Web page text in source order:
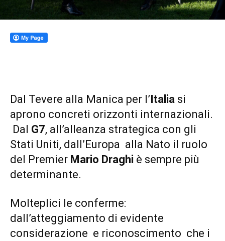
Dal Tevere alla Manica per l’Italia si
aprono concreti orizzonti internazionali.
Dal G7, all’alleanza strategica con gli
Stati Uniti, dall’Europa alla Nato il ruolo
del Premier Mario Draghi è sempre più
determinante.
Molteplici le conferme:
dall’atteggiamento di evidente
considerazione e riconoscimento che i